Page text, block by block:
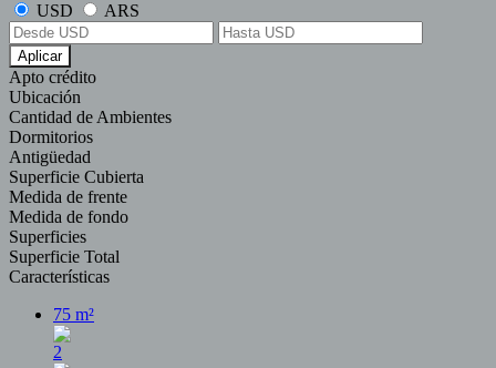
USD
ARS
Aplicar
Apto crédito
Ubicación
Cantidad de Ambientes
Dormitorios
Antigüedad
Superficie Cubierta
Medida de frente
Medida de fondo
Superficies
Superficie Total
Características
75 m²
2